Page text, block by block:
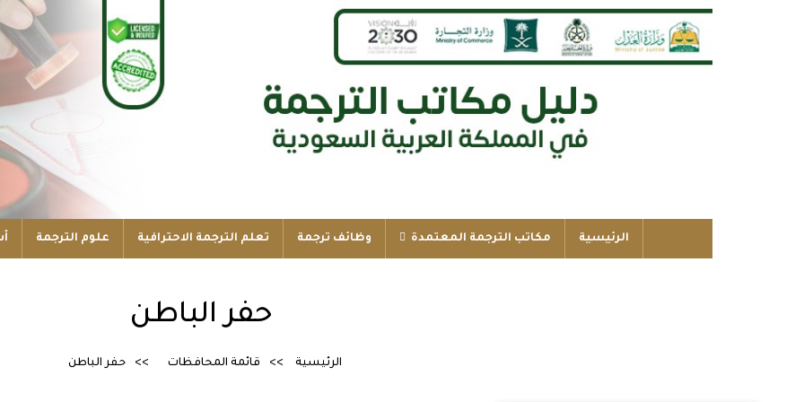
الرئيسية مكاتب الترجمة المعتمدة وظائف ترجمة تعلم الترجمة الاحترافية علوم الترجمة
حفر الباطن
الرئيسية قائمة المحافظات حفر الباطن